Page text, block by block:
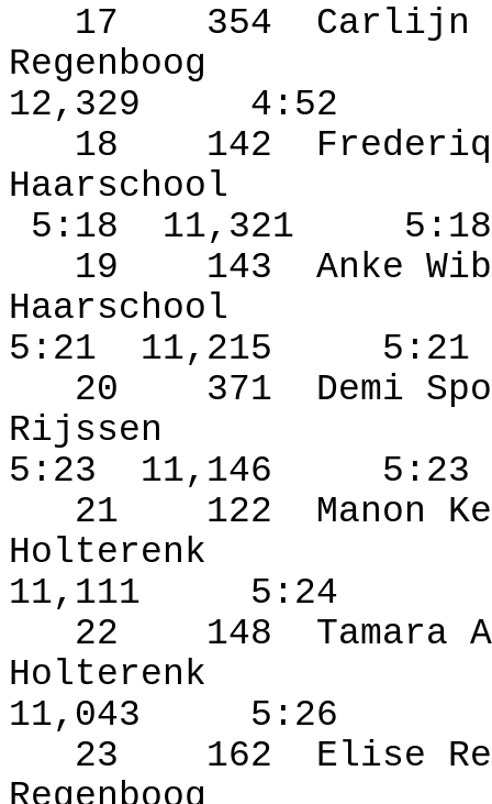
17
354
Carlijn
Regenboog
12,329
4:52
18
142
Haarschool
5:18
11,321
5:18
19
143
Anke
Haarschool
5:21
11,215
5:21
20
371
Demi
Rijssen
5:23
11,146
5:23
21
122
Manon
Holterenk
11,111
5:24
22
148
Tamara
Holterenk
11,043
5:26
23
162
Elise